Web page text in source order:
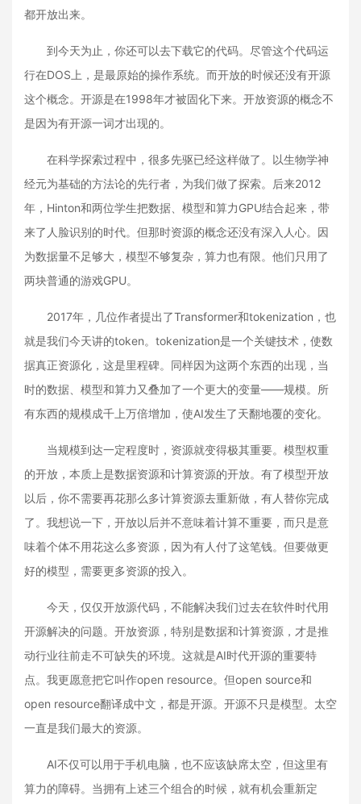
都开放出来。
到今天为止，你还可以去下载它的代码。尽管这个代码运
行在DOS上，是最原始的操作系统。而开放的时候还没有开源
这个概念。开源是在1998年才被固化下来。开放资源的概念不
是因为有开源一词才出现的。
在科学探索过程中，很多先驱已经这样做了。以生物学神
经元为基础的方法论的先行者，为我们做了探索。后来2012
年，Hinton和两位学生把数据、模型和算力GPU结合起来，带
来了人脸识别的时代。但那时资源的概念还没有深入人心。因
为数据量不足够大，模型不够复杂，算力也有限。他们只用了
两块普通的游戏GPU。
2017年，几位作者提出了Transformer和tokenization，也
就是我们今天讲的token。tokenization是一个关键技术，使数
据真正资源化，这是里程碑。同样因为这两个东西的出现，当
时的数据、模型和算力又叠加了一个更大的变量——规模。所
有东西的规模成千上万倍增加，使AI发生了天翻地覆的变化。
当规模到达一定程度时，资源就变得极其重要。模型权重
的开放，本质上是数据资源和计算资源的开放。有了模型开放
以后，你不需要再花那么多计算资源去重新做，有人替你完成
了。我想说一下，开放以后并不意味着计算不重要，而只是意
味着个体不用花这么多资源，因为有人付了这笔钱。但要做更
好的模型，需要更多资源的投入。
今天，仅仅开放源代码，不能解决我们过去在软件时代用
开源解决的问题。开放资源，特别是数据和计算资源，才是推
动行业往前走不可缺失的环境。这就是AI时代开源的重要特
点。我更愿意把它叫作open resource。但open source和
open resource翻译成中文，都是开源。开源不只是模型。太空
一直是我们最大的资源。
AI不仅可以用于手机电脑，也不应该缺席太空，但这里有
算力的障碍。当拥有上述三个组合的时候，就有机会重新定